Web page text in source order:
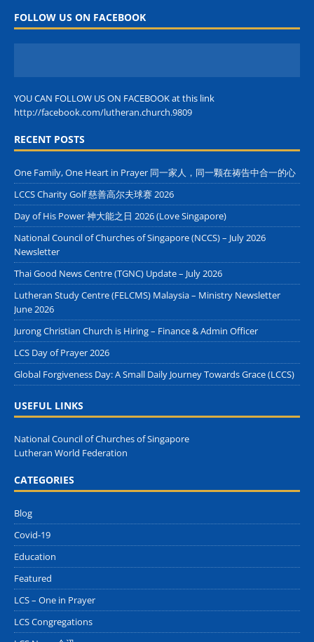
FOLLOW US ON FACEBOOK
YOU CAN FOLLOW US ON FACEBOOK at this link
http://facebook.com/lutheran.church.9809
RECENT POSTS
One Family, One Heart in Prayer 同一家人，同一颗在祷告中合一的心
LCCS Charity Golf 慈善高尔夫球赛 2026
Day of His Power 神大能之日 2026 (Love Singapore)
National Council of Churches of Singapore (NCCS) – July 2026
Newsletter
Thai Good News Centre (TGNC) Update – July 2026
Lutheran Study Centre (FELCMS) Malaysia – Ministry Newsletter
June 2026
Jurong Christian Church is Hiring – Finance & Admin Officer
LCS Day of Prayer 2026
Global Forgiveness Day: A Small Daily Journey Towards Grace (LCCS)
USEFUL LINKS
National Council of Churches of Singapore
Lutheran World Federation
CATEGORIES
Blog
Covid-19
Education
Featured
LCS – One in Prayer
LCS Congregations